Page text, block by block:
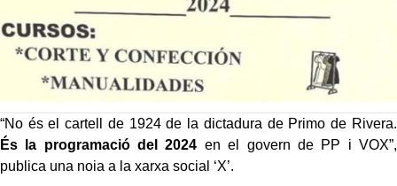
“No és el cartell de 1924 de la dictadura de Primo de Rivera.
És la programació del 2024 en el govern de PP i VOX”,
publica una noia a la xarxa social ‘X’.